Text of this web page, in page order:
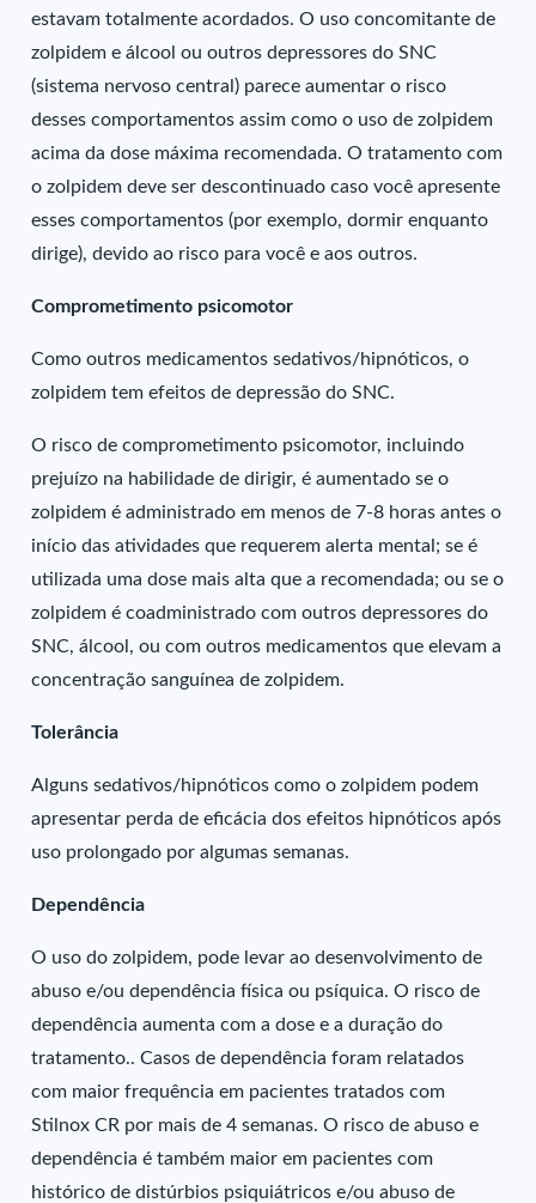
estavam totalmente acordados. O uso concomitante de
zolpidem e álcool ou outros depressores do SNC
(sistema nervoso central) parece aumentar o risco
desses comportamentos assim como o uso de zolpidem
acima da dose máxima recomendada. O tratamento com
o zolpidem deve ser descontinuado caso você apresente
esses comportamentos (por exemplo, dormir enquanto
dirige), devido ao risco para você e aos outros.
Comprometimento psicomotor
Como outros medicamentos sedativos/hipnóticos, o
zolpidem tem efeitos de depressão do SNC.
O risco de comprometimento psicomotor, incluindo
prejuízo na habilidade de dirigir, é aumentado se o
zolpidem é administrado em menos de 7-8 horas antes o
início das atividades que requerem alerta mental; se é
utilizada uma dose mais alta que a recomendada; ou se o
zolpidem é coadministrado com outros depressores do
SNC, álcool, ou com outros medicamentos que elevam a
concentração sanguínea de zolpidem.
Tolerância
Alguns sedativos/hipnóticos como o zolpidem podem
apresentar perda de eficácia dos efeitos hipnóticos após
uso prolongado por algumas semanas.
Dependência
O uso do zolpidem, pode levar ao desenvolvimento de
abuso e/ou dependência física ou psíquica. O risco de
dependência aumenta com a dose e a duração do
tratamento.. Casos de dependência foram relatados
com maior frequência em pacientes tratados com
Stilnox CR por mais de 4 semanas. O risco de abuso e
dependência é também maior em pacientes com
histórico de distúrbios psiquiátricos e/ou abuso de